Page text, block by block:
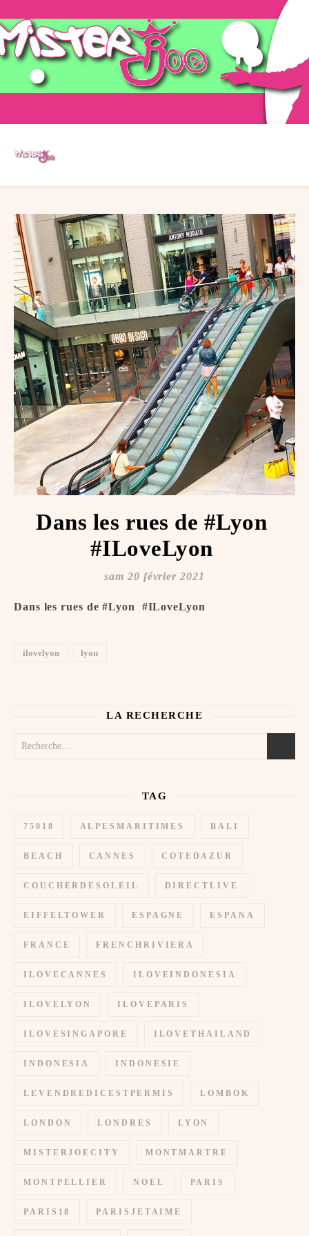
Dans les rues de #Lyon ️
#ILoveLyon ️
sam 20 février 2021
Dans les rues de #Lyon ️ #ILoveLyon ️
ilovelyon lyon
LA RECHERCHE
TAG
75018 ALPESMARITIMES BALI
BEACH CANNES COTEDAZUR
COUCHERDESOLEIL DIRECTLIVE
EIFFELTOWER ESPAGNE ESPANA
FRANCE FRENCHRIVIERA
ILOVECANNES ILOVEINDONESIA
ILOVELYON ILOVEPARIS
ILOVESINGAPORE ILOVETHAILAND
INDONESIA INDONESIE
LEVENDREDICESTPERMIS LOMBOK
LONDON LONDRES LYON
MISTERJOECITY MONTMARTRE
MONTPELLIER NOEL PARIS
PARIS18 PARISJETAIME